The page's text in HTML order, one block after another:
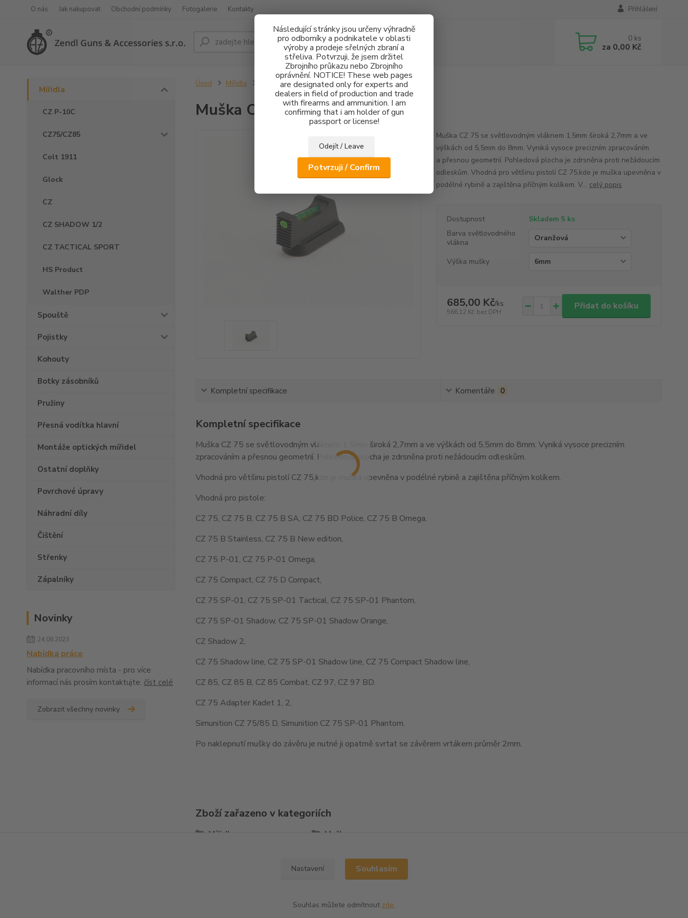
Následující stránky jsou určeny výhradně
pro odborníky a podnikatele v oblasti
výroby a prodeje sřelných zbraní a
střeliva. Potvrzuji, že jsem držitel
Zbrojního průkazu nebo Zbrojního
oprávnění. NOTICE! These web pages
are designated only for experts and
dealers in field of production and trade
with firearms and ammunition. I am
confirming that i am holder of gun
passport or license!
Odejít / Leave
Potvrzuji / Confirm
O nás Jak nakupovat Obchodní podmínky Fotogalerie Kontakty Přihlášení
Hledat 0 ks
za 0,00 Kč
Mířidla
CZ P-10C
CZ75/CZ85
Colt 1911
Glock
CZ
CZ SHADOW 1/2
CZ TACTICAL SPORT
HS Product
Walther PDP
Spouště
Pojistky
Kohouty
Botky zásobníků
Pružiny
Přesná vodítka hlavní
Montáže optických mířidel
Ostatní doplňky
Povrchové úpravy
Náhradní díly
Čištění
Střenky
Zápalníky
Novinky
24.08.2023
Nabídka práce
Nabídka pracovního místa - pro více
informací nás prosím kontaktujte. číst celé
Zobrazit všechny novinky
Úvod Mířidla Muška CZ 75 FO 1,5mm - 2,7mm
Muška CZ 75 FO 1,5mm - 2,7mm
Muška CZ 75 se světlovodným vláknem 1,5mm široká 2,7mm a ve
výškách od 5,5mm do 8mm. Vyniká vysoce precizním zpracováním
a přesnou geometrií. Pohledová plocha je zdrsněna proti nežádoucím
odleskům. Vhodná pro většinu pistolí CZ 75,kde je muška upevněna v
podélné rybině a zajištěna příčným kolíkem. V... celý popis
Dostupnost
Skladem 5 ks
Barva světlovodného
vlákna
Výška mušky
685,00 Kč/ks
566,12 Kč bez DPH
Přidat do košíku
Kompletní specifikace Komentáře 0
Kompletní specifikace
Muška CZ 75 se světlovodným vláknem 1,5mm široká 2,7mm a ve výškách od 5,5mm do 8mm. Vyniká vysoce precizním
zpracováním a přesnou geometrií. Pohledová plocha je zdrsněna proti nežádoucím odleskům.
Vhodná pro většinu pistolí CZ 75,kde je muška upevněna v podélné rybině a zajištěna příčným kolíkem.
Vhodná pro pistole:
CZ 75, CZ 75 B, CZ 75 B SA, CZ 75 BD Police, CZ 75 B Omega,
CZ 75 B Stainless, CZ 75 B New edition,
CZ 75 P-01, CZ 75 P-01 Omega,
CZ 75 Compact, CZ 75 D Compact,
CZ 75 SP-01, CZ 75 SP-01 Tactical, CZ 75 SP-01 Phantom,
CZ 75 SP-01 Shadow, CZ 75 SP-01 Shadow Orange,
CZ Shadow 2,
CZ 75 Shadow line, CZ 75 SP-01 Shadow line, CZ 75 Compact Shadow line,
CZ 85, CZ 85 B, CZ 85 Combat, CZ 97, CZ 97 BD.
CZ 75 Adapter Kadet 1, 2,
Simunition CZ 75/85 D, Simunition CZ 75 SP-01 Phantom.
Po naklepnutí mušky do závěru je nutné ji opatrně svrtat se závěrem vrtákem průměr 2mm.
Zboží zařazeno v kategoriích
Mířidla Mušky
Nastavení Souhlasím
Souhlas můžete odmítnout zde.